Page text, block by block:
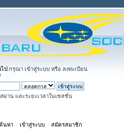
ป กรุณา เข้าสู่ระบบ หรือ ลงทะเบียน
ผ่าน และระยะเวลาในเซสชั่น
ค้นหา เข้าสู่ระบบ สมัครสมาชิก